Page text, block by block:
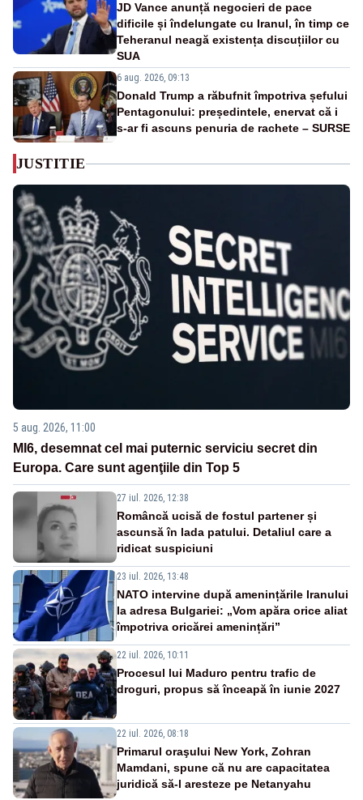
JD Vance anunță negocieri de pace
dificile și îndelungate cu Iranul, în timp ce
Teheranul neagă existența discuțiilor cu
SUA
6 aug. 2026, 09:13
Donald Trump a răbufnit împotriva șefului
Pentagonului: președintele, enervat că i
s-ar fi ascuns penuria de rachete – SURSE
JUSTITIE
5 aug. 2026, 11:00
MI6, desemnat cel mai puternic serviciu secret din
Europa. Care sunt agenţiile din Top 5
27 iul. 2026, 12:38
Româncă ucisă de fostul partener și
ascunsă în lada patului. Detaliul care a
ridicat suspiciuni
23 iul. 2026, 13:48
NATO intervine după amenințările Iranului
la adresa Bulgariei: „Vom apăra orice aliat
împotriva oricărei amenințări”
22 iul. 2026, 10:11
Procesul lui Maduro pentru trafic de
droguri, propus să înceapă în iunie 2027
22 iul. 2026, 08:18
Primarul oraşului New York, Zohran
Mamdani, spune că nu are capacitatea
juridică să-l aresteze pe Netanyahu